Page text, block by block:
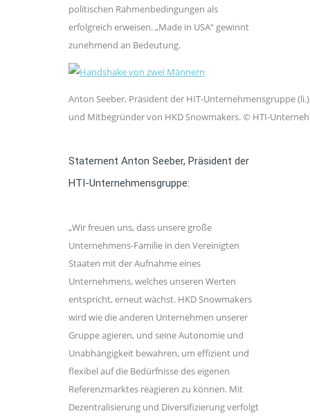
politischen Rahmenbedingungen als
erfolgreich erweisen. „Made in USA“ gewinnt
zunehmend an Bedeutung.
Anton Seeber, Präsident der HIT-Unternehmensgruppe
und Mitbegründer von HKD Snowmakers. © HTI-
Statement Anton Seeber, Präsident der
HTI-Unternehmensgruppe:
„Wir freuen uns, dass unsere große
Unternehmens-Familie in den Vereinigten
Staaten mit der Aufnahme eines
Unternehmens, welches unseren Werten
entspricht, erneut wächst. HKD Snowmakers
wird wie die anderen Unternehmen unserer
Gruppe agieren, und seine Autonomie und
Unabhängigkeit bewahren, um effizient und
flexibel auf die Bedürfnisse des eigenen
Referenzmarktes reagieren zu können. Mit
Dezentralisierung und Diversifizierung verfolgt